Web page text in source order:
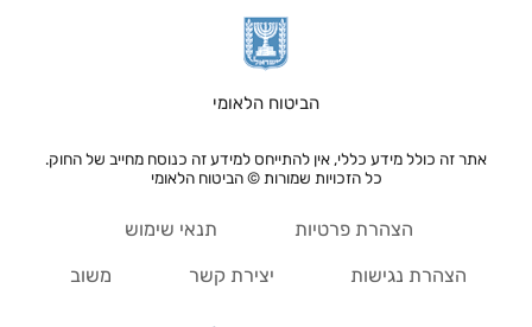
הביטוח הלאומי
אתר זה כולל מידע כללי, אין להתייחס למידע זה כנוסח מחייב של החוק.
כל הזכויות שמורות © הביטוח הלאומי
הצהרת פרטיות תנאי שימוש
הצהרת נגישות יצירת קשר משוב